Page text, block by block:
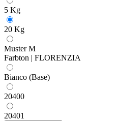
5 Kg
20 Kg
Muster M
Farbton | FLORENZIA
Bianco (Base)
20400
20401